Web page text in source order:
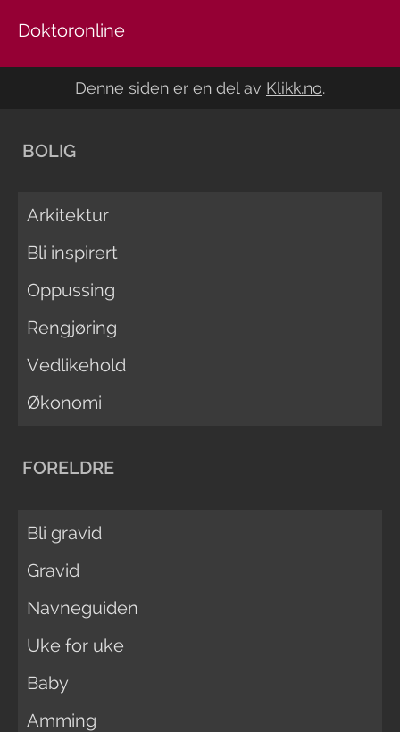
Doktoronline
Denne siden er en del av Klikk.no.
BOLIG
Arkitektur
Bli inspirert
Oppussing
Rengjøring
Vedlikehold
Økonomi
FORELDRE
Bli gravid
Gravid
Navneguiden
Uke for uke
Baby
Amming